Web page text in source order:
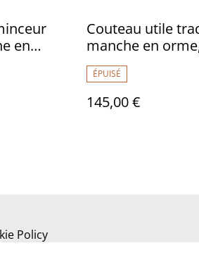
en
Couteau utile
manche en
ÉPUISÉ
145,00 €
Policy